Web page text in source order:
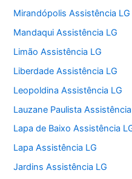
Mirandópolis Assistência LG
Mandaqui Assistência LG
Limão Assistência LG
Liberdade Assistência LG
Leopoldina Assistência LG
Lauzane Paulista
Lapa de Baixo Assistência
Lapa Assistência LG
Jardins Assistência LG